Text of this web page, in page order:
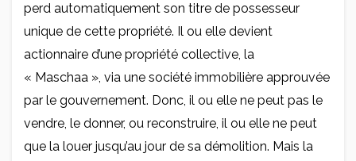
perd automatiquement son titre de possesseur
unique de cette propriété. Il ou elle devient
actionnaire d’une propriété collective, la
« Maschaa », via une société immobilière approuvée
par le gouvernement. Donc, il ou elle ne peut pas le
vendre, le donner, ou reconstruire, il ou elle ne peut
que la louer jusqu’au jour de sa démolition. Mais la